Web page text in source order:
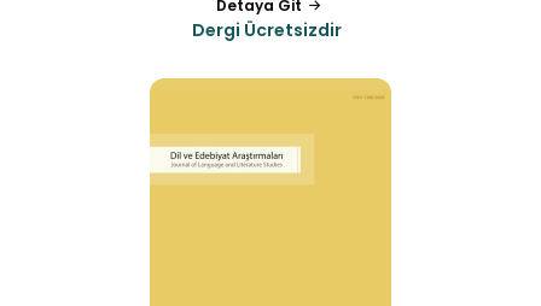
Detaya Git
Dergi Ücretsizdir